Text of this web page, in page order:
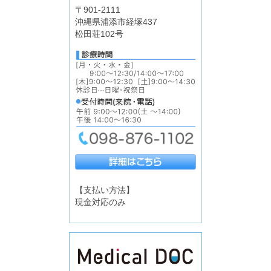
〒901-2111
沖縄県浦添市経塚437
松田荘102号
【支払い方法】
現金対応のみ